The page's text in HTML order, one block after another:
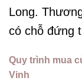
Long.
có chỗ đứng
Quy trình mua
Vinh